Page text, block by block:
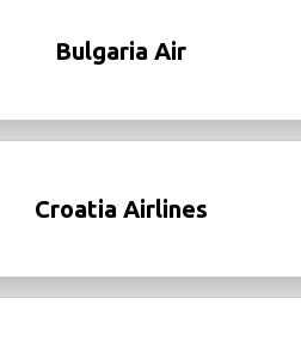
Bulgaria Air
Croatia Airlines